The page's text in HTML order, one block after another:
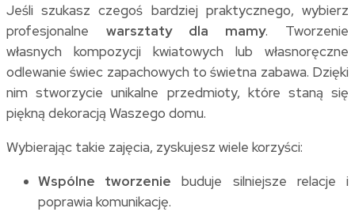
Jeśli szukasz czegoś bardziej praktycznego, wybierz
profesjonalne warsztaty dla mamy. Tworzenie
własnych kompozycji kwiatowych lub własnoręczne
odlewanie świec zapachowych to świetna zabawa. Dzięki
nim stworzycie unikalne przedmioty, które staną się
piękną dekoracją Waszego domu.
Wybierając takie zajęcia, zyskujesz wiele korzyści:
Wspólne tworzenie buduje silniejsze relacje i
poprawia komunikację.